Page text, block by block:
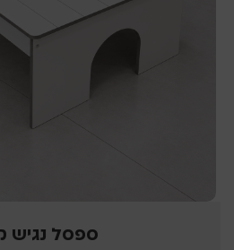
ספסל נגיש